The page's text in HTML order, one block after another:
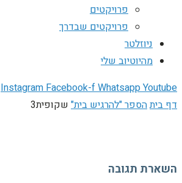
פרויקטים
פרויקטים שבדרך
ניוזלטר
מהיוטיוב שלי
InstagramFacebook-fWhatsappYoutube
דף ביתהספר "להרגיש בית" שקופית3
השארת תגובה